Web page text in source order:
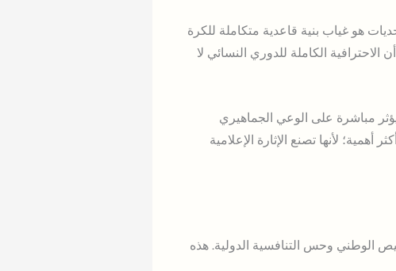
هو غياب بنية قاعدية متكاملة للكرة
الكاملة للدوري النسائي لا
يؤثر مباشرة على الوعي الجماهيري
لأنها تصنع الإثارة الإعلامية
الوطني وحس التنافسية الدولية. هذه